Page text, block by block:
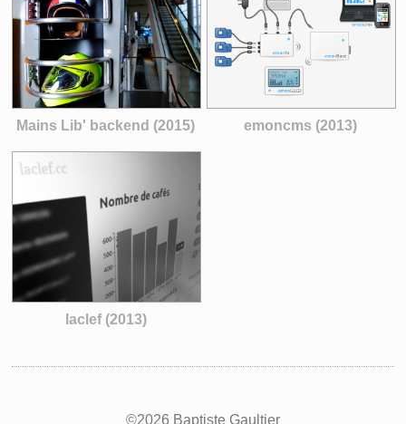
Mains Lib' backend (2015) emoncms (2013)
laclef (2013)
©2026 Baptiste Gaultier